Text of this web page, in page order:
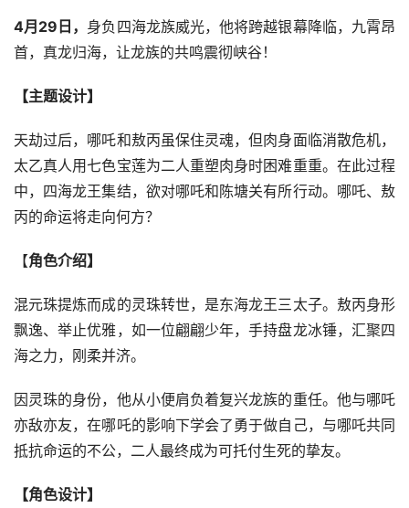
4月29日， 身负四海龙族威光，他将跨越银幕降临，九霄昂
首，真龙归海，让龙族的共鸣震彻峡谷！
【主题设计】
天劫过后，哪吒和敖丙虽保住灵魂，但肉身面临消散危机，
太乙真人用七色宝莲为二人重塑肉身时困难重重。在此过程
中，四海龙王集结，欲对哪吒和陈塘关有所行动。哪吒、敖
丙的命运将走向何方？
【角色介绍】
混元珠提炼而成的灵珠转世，是东海龙王三太子。敖丙身形
飘逸、举止优雅，如一位翩翩少年，手持盘龙冰锤，汇聚四
海之力，刚柔并济。
因灵珠的身份，他从小便肩负着复兴龙族的重任。他与哪吒
亦敌亦友，在哪吒的影响下学会了勇于做自己，与哪吒共同
抵抗命运的不公，二人最终成为可托付生死的挚友。
【角色设计】